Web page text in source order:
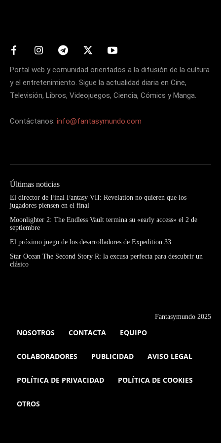
Portal web y comunidad orientados a la difusión de la cultura
y el entretenimiento. Sigue la actualidad diaria en Cine,
Televisión, Libros, Videojuegos, Ciencia, Cómics y Manga.
Contáctanos: info@fantasymundo.com
Últimas noticias
El director de Final Fantasy VII: Revelation no quieren que los
jugadores piensen en el final
Moonlighter 2: The Endless Vault termina su «early access» el 2 de
septiembre
El próximo juego de los desarrolladores de Expedition 33
Star Ocean The Second Story R: la excusa perfecta para descubrir un
clásico
Fantasymundo 2025
NOSOTROS CONTACTA EQUIPO
COLABORADORES PUBLICIDAD AVISO LEGAL
POLÍTICA DE PRIVACIDAD POLÍTICA DE COOKIES
OTROS